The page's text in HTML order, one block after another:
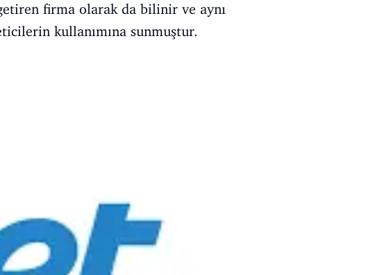
firma olarak da bilinir ve aynı
kullanımına sunmuştur.